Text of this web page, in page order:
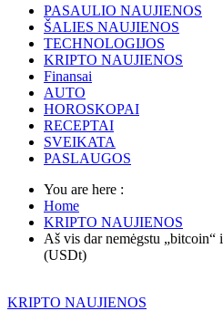
PASAULIO NAUJIENOS
ŠALIES NAUJIENOS
TECHNOLOGIJOS
KRIPTO NAUJIENOS
Finansai
AUTO
HOROSKOPAI
RECEPTAI
SVEIKATA
PASLAUGOS
You are here :
Home
KRIPTO NAUJIENOS
Aš vis dar nemėgstu
(USDt)
KRIPTO NAUJIENOS